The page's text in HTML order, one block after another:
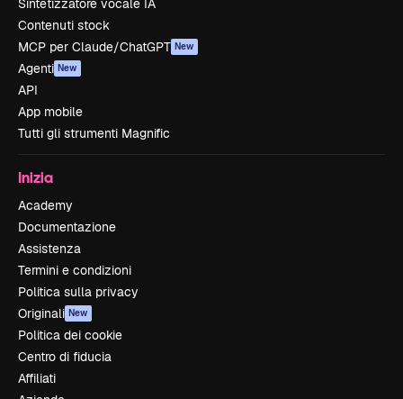
Sintetizzatore vocale IA
Contenuti stock
MCP per Claude/ChatGPT New
Agenti New
API
App mobile
Tutti gli strumenti Magnific
Inizia
Academy
Documentazione
Assistenza
Termini e condizioni
Politica sulla privacy
Originali New
Politica dei cookie
Centro di fiducia
Affiliati